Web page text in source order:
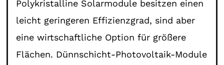
Polykristalline Solarmodule besitzen einen
leicht geringeren Effizienzgrad, sind aber
eine wirtschaftliche Option für größere
Flächen. Dünnschicht-Photovoltaik-Module